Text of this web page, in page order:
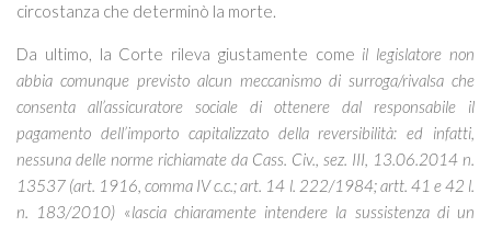
circostanza che determinò la morte.
Da ultimo, la Corte rileva giustamente come il legislatore non
abbia comunque previsto alcun meccanismo di surroga/rivalsa che
consenta all’assicuratore sociale di ottenere dal responsabile il
pagamento dell’importo capitalizzato della reversibilità: ed infatti,
nessuna delle norme richiamate da Cass. Civ., sez. III, 13.06.2014 n.
13537 (art. 1916, comma IV c.c.; art. 14 l. 222/1984; artt. 41 e 42 l.
n. 183/2010) «lascia chiaramente intendere la sussistenza di un